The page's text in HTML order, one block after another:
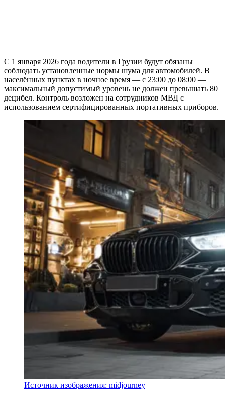
С 1 января 2026 года водители в Грузии будут обязаны
соблюдать установленные нормы шума для автомобилей. В
населённых пунктах в ночное время — с 23:00 до 08:00 —
максимальный допустимый уровень не должен превышать 80
децибел. Контроль возложен на сотрудников МВД с
использованием сертифицированных портативных приборов.
Источник изображения: midjourney